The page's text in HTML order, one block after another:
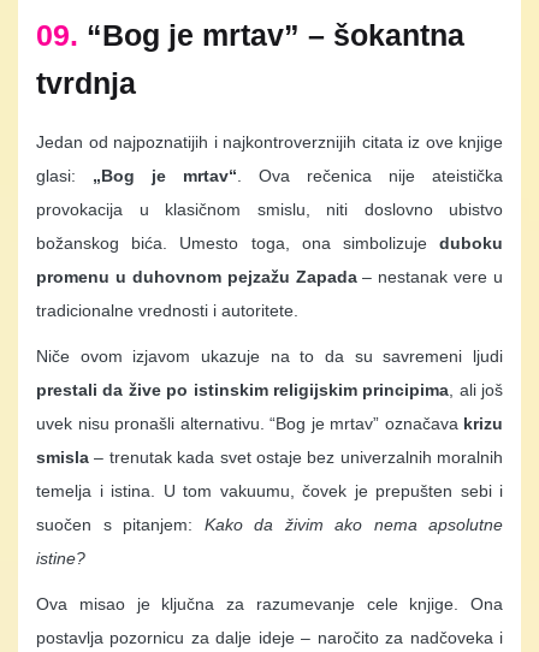
09. “Bog je mrtav” – šokantna
tvrdnja
Jedan od najpoznatijih i najkontroverznijih citata iz ove knjige
glasi: „Bog je mrtav“ . Ova rečenica nije ateistička
provokacija u klasičnom smislu, niti doslovno ubistvo
božanskog bića. Umesto toga, ona simbolizuje duboku
promenu u duhovnom pejzažu Zapada– nestanak vere u
tradicionalne vrednosti i autoritete.
Niče ovom izjavom ukazuje na to da su savremeni ljudi
prestali da žive po istinskim religijskim principima , ali još
uvek nisu pronašli alternativu. “Bog je mrtav” označava krizu
smisla – trenutak kada svet ostaje bez univerzalnih moralnih
temelja i istina. U tom vakuumu, čovek je prepušten sebi i
suočen s pitanjem: Kako da živim ako nema apsolutne
istine?
Ova misao je ključna za razumevanje cele knjige. Ona
postavlja pozornicu za dalje ideje – naročito za nadčoveka i